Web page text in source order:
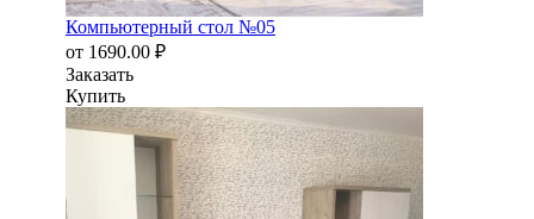
Компьютерный стол №05
от 1690.00 ₽
Заказать
Купить